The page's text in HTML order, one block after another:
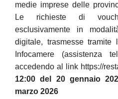
medie imprese delle
Le richieste di
esclusivamente in
digitale, trasmesse tramite
Infocamere (assistenza
accedendo al link https://
12:00 del 20 gennaio
marzo 2026